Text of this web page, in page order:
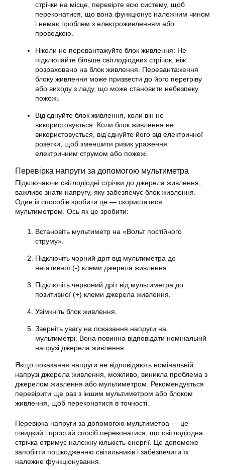
стрічки на місце, перевірте всю систему, щоб
переконатися, що вона функціонує належним чином
і немає проблем з електроживленням або
проводкою.
Ніколи не перевантажуйте блок живлення: Не
підключайте більше світлодіодних стрічок, ніж
розраховано на блок живлення. Перевантаження
блоку живлення може призвести до його перегріву
або виходу з ладу, що може становити небезпеку
пожежі.
Від’єднуйте блок живлення, коли він не
використовується: Коли блок живлення не
використовується, від’єднуйте його від електричної
розетки, щоб зменшити ризик ураження
електричним струмом або пожежі.
Перевірка напруги за допомогою мультиметра
Підключаючи світлодіодні стрічки до джерела живлення,
важливо знати напругу, яку забезпечує блок живлення.
Один із способів зробити це — скористатися
мультиметром. Ось як це зробити:
Встановіть мультиметр на «Вольт постійного
струму».
Підключіть чорний дріт від мультиметра до
негативної (-) клеми джерела живлення.
Підключіть червоний дріт від мультиметра до
позитивної (+) клеми джерела живлення.
Увімкніть блок живлення.
Зверніть увагу на показання напруги на
мультиметрі. Вона повинна відповідати номінальній
напрузі джерела живлення.
Якщо показання напруги не відповідають номінальній
напрузі джерела живлення, можливо, виникла проблема з
джерелом живлення або мультиметром. Рекомендується
перевірити ще раз з іншим мультиметром або блоком
живлення, щоб переконатися в точності.
Перевірка напруги за допомогою мультиметра — це
швидкий і простий спосіб переконатися, що світлодіодна
стрічка отримує належну кількість енергії. Це допоможе
запобігти пошкодженню світильників і забезпечити їх
належне функціонування.